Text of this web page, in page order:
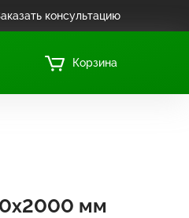
консультацию
Корзина
мм